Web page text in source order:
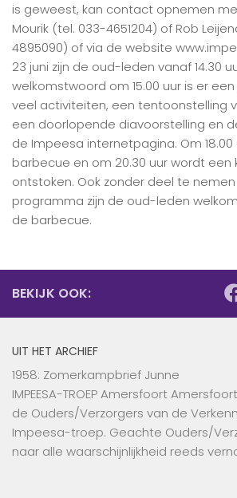
is geweest, kan contact opnemen
Mourik (tel. 033-4651204) of Rob
4895090) of via de website
23 juni zijn de oud-leden vanaf 14.30
welkomstwoord om 15.00 uur is er
veel activiteiten, een tentoonstelling
een doorlopende diavoorstelling en
de Impeesa internetpagina. Om
barbecue en om 20.30 uur wordt een
ontstoken. Ook zonder deel te
programma zijn de oud-leden welkom
de barbecue.
BEKIJK OOK:
UIT HET ARCHIEF
1958: Zomerkampbrief Junne
IMPEESA-TROEP Amersfoort
de Ouders/Verzorgers van de
Impeesa-troep. Geachte Ouders/
naar alle waarschijnlijkheid reeds